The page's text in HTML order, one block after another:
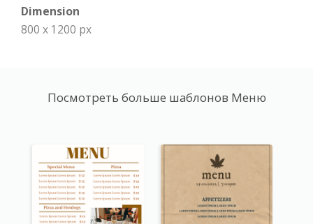
Dimension
800 x 1200 px
Посмотреть больше шаблонов Меню